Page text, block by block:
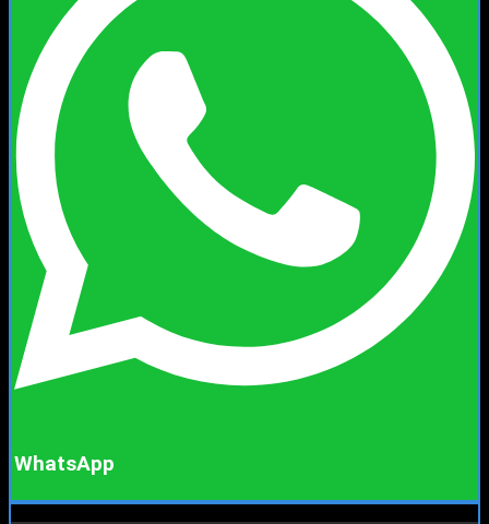
WhatsApp